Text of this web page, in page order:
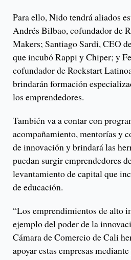
Para ello, Nido tendrá aliados
Andrés Bilbao, cofundador de
Makers; Santiago Sardi, CEO
que incubó Rappi y Chiper; y
cofundador de Rockstart
brindarán formación
los emprendedores.
También va a contar con
acompañamiento, mentorías y
de innovación y brindará las
puedan surgir emprendedores
levantamiento de capital que
de educación.
“Los emprendimientos de alto
ejemplo del poder de la
Cámara de Comercio de Cali
apoyar estas empresas